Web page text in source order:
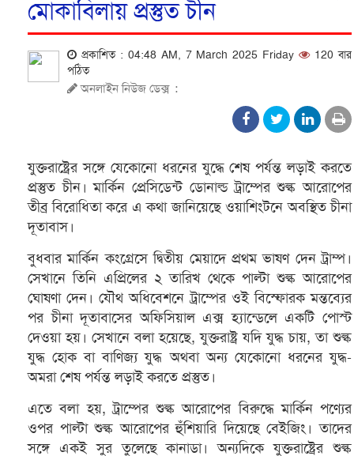
মোকাবিলায় প্রস্তুত চীন
প্রকাশিত : 04:48 AM, 7 March 2025 Friday
120 বার
পঠিত
অনলাইন নিউজ ডেক্স :
যুক্তরাষ্ট্রের সঙ্গে যেকোনো ধরনের যুদ্ধে শেষ পর্যন্ত লড়াই করতে
প্রস্তুত চীন। মার্কিন প্রেসিডেন্ট ডোনাল্ড ট্রাম্পের শুল্ক আরোপের
তীব্র বিরোধিতা করে এ কথা জানিয়েছে ওয়াশিংটনে অবস্থিত চীনা
দূতাবাস।
বুধবার মার্কিন কংগ্রেসে দ্বিতীয় মেয়াদে প্রথম ভাষণ দেন ট্রাম্প।
সেখানে তিনি এপ্রিলের ২ তারিখ থেকে পাল্টা শুল্ক আরোপের
ঘোষণা দেন। যৌথ অধিবেশনে ট্রাম্পের ওই বিস্ফোরক মন্তব্যের
পর চীনা দূতাবাসের অফিসিয়াল এক্স হ্যান্ডেলে একটি পোস্ট
দেওয়া হয়। সেখানে বলা হয়েছে, যুক্তরাষ্ট্র যদি যুদ্ধ চায়, তা শুল্ক
যুদ্ধ হোক বা বাণিজ্য যুদ্ধ অথবা অন্য যেকোনো ধরনের যুদ্ধ-
অমরা শেষ পর্যন্ত লড়াই করতে প্রস্তুত।
এতে বলা হয়, ট্রাম্পের শুল্ক আরোপের বিরুদ্ধে মার্কিন পণ্যের
ওপর পাল্টা শুল্ক আরোপের হুঁশিয়ারি দিয়েছে বেইজিং। তাদের
সঙ্গে একই সুর তুলেছে কানাডা। অন্যদিকে যুক্তরাষ্ট্রের শুল্ক